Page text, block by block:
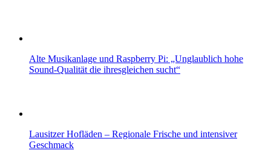
Alte Musikanlage und Raspberry Pi: „Unglaublich hohe
Sound-Qualität die ihresgleichen sucht“
Lausitzer Hofläden – Regionale Frische und intensiver
Geschmack